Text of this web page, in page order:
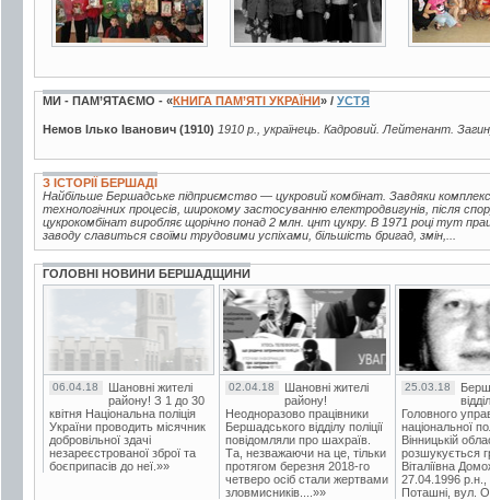
МИ - ПАМ’ЯТАЄМО - «КНИГА ПАМ’ЯТІ УКРАЇНИ» / УСТЯ
Немов Ілько Іванович (1910) 1910 р., українець. Кадровий. Лейтенант.
З ІСТОРІЇ БЕРШАДІ
Найбільше Бершадське підприємство — цукровий комбінат. Завдяки
технологічних процесів, широкому застосуванню електродвигунів, після
цукрокомбінат виробляє щорічно понад 2 млн. цнт цукру. В 1971 році тут
заводу славиться своїми трудовими успіхами, більшість бригад, змін,...
ГОЛОВНІ НОВИНИ БЕРШАДЩИНИ
06.04.18
Шановні жителі
району! З 1 до 30
квітня Національна поліція
України проводить місячник
добровільної здачі
незареєстрованої зброї та
боєприпасів до неї.»»
02.04.18
Шановні жителі
району!
Неодноразово працівники
Бершадського відділу поліції
повідомляли про шахраїв.
Та, незважаючи на це, тільки
протягом березня 2018-го
четверо осіб стали жертвами
зловмисників....»»
25.03.18
Головного
національної
Вінницькій
розшукується
Віталіївна
27.04.1996 р.н.,
Поташні, вул.